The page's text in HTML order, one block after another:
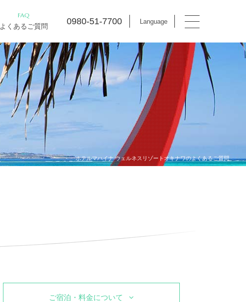
FAQ
よくあるご質問 0980-51-7700 Language
ホテルマハイナ ウェルネスリゾートオキナワのよくあるご質問
ご宿泊・料金について